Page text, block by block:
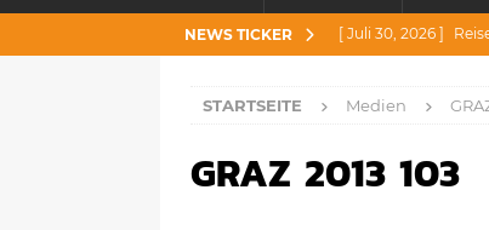
NEWS TICKER [ Juli 30, 2026 ]
[ Juli 23, 2026 ]
[ Juli 21, 2026 ]
STARTSEITE Medien
GRAZ 2013 103